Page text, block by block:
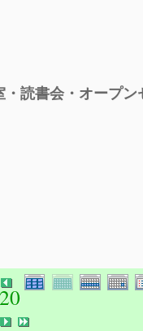
読書会・オープン